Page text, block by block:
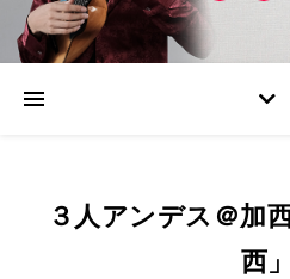
３人アンデス＠加
西」